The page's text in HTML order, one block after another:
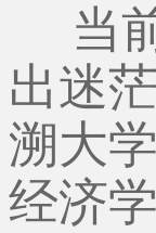
当
出迷
溯大
经济